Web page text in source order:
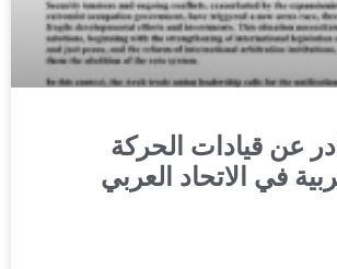
عن قيادات الحركة
في الاتحاد العربي